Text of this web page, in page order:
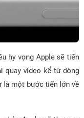
hy vọng Apple sẽ tiến
quay video kể từ dòng
là một bước tiến lớn về